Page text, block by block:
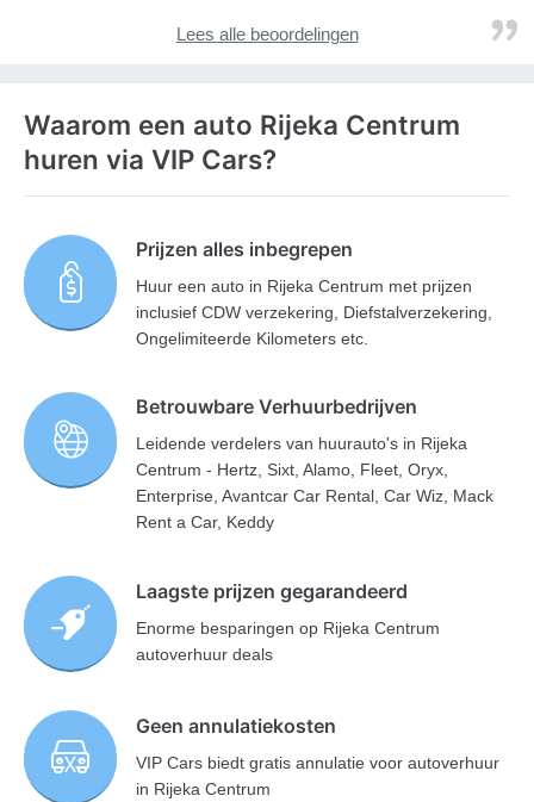
Lees alle beoordelingen
Waarom een auto Rijeka Centrum
huren via VIP Cars?
Prijzen alles inbegrepen
Huur een auto in Rijeka Centrum met prijzen
inclusief CDW verzekering, Diefstalverzekering,
Ongelimiteerde Kilometers etc.
Betrouwbare Verhuurbedrijven
Leidende verdelers van huurauto's in Rijeka
Centrum - Hertz, Sixt, Alamo, Fleet, Oryx,
Enterprise, Avantcar Car Rental, Car Wiz, Mack
Rent a Car, Keddy
Laagste prijzen gegarandeerd
Enorme besparingen op Rijeka Centrum
autoverhuur deals
Geen annulatiekosten
VIP Cars biedt gratis annulatie voor autoverhuur
in Rijeka Centrum